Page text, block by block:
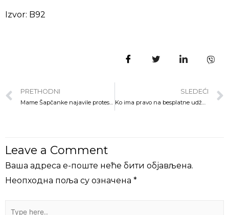
Izvor: B92
PRETHODNI
Mame Šapčanke najavile protest protiv zagadjenja vazduha
SLEDEĆI
Ko ima pravo na besplatne udžbenike
Leave a Comment
Ваша адреса е-поште неће бити објављена.
Неопходна поља су означена *